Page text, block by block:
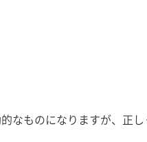
なものになりますが、正